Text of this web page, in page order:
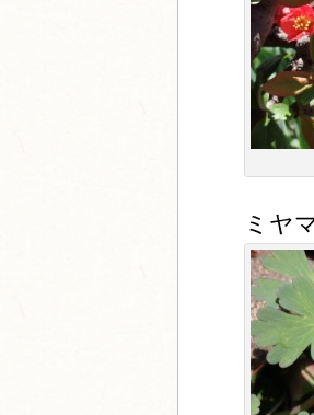
ミヤ